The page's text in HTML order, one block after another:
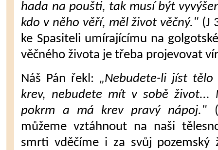
hada na poušti, tak musí být
kdo v něho věří, měl život věčný." (J
ke Spasiteli umírající­mu na
věčného života je třeba projevovat
Náš Pán řekl: „Nebudete-li jíst
krev, nebudete mít v sobě
pokrm a má krev pravý nápoj."
můžeme vztáhnout na naši
smrti vděčíme i za svůj pozemský